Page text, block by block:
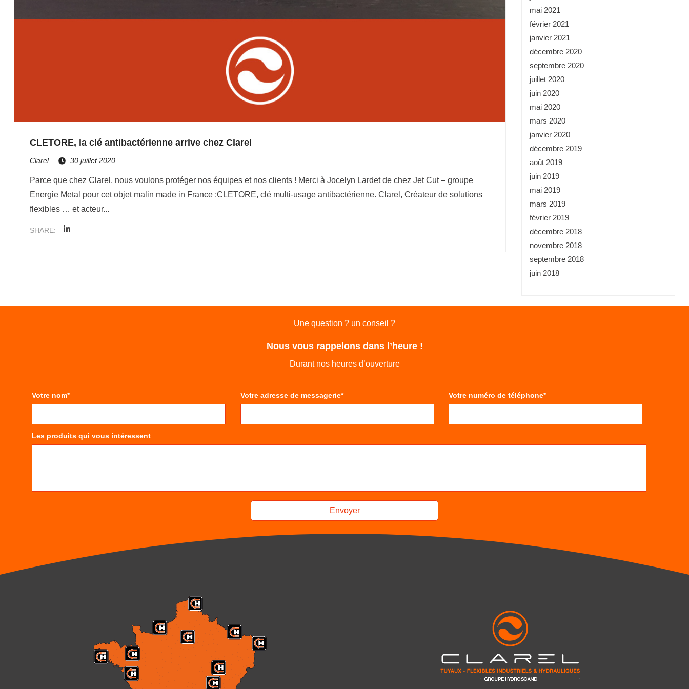
CLETORE, la clé antibactérienne arrive chez Clarel
Clarel 30 juillet 2020
Parce que chez Clarel, nous voulons protéger nos équipes et nos clients ! Merci à Jocelyn Lardet de chez Jet Cut – groupe
Energie Metal pour cet objet malin made in France :CLETORE, clé multi-usage antibactérienne. Clarel, Créateur de solutions
flexibles … et acteur...
SHARE:
mai 2021
février 2021
janvier 2021
décembre 2020
septembre 2020
juillet 2020
juin 2020
mai 2020
mars 2020
janvier 2020
décembre 2019
août 2019
juin 2019
mai 2019
mars 2019
février 2019
décembre 2018
novembre 2018
septembre 2018
juin 2018
Une question ? un conseil ?
Nous vous rappelons dans l’heure !
Durant nos heures d’ouverture
Votre nom* Votre adresse de messagerie* Votre numéro de téléphone*
Les produits qui vous intéressent